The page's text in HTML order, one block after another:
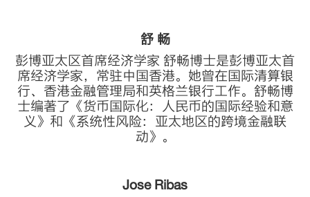
舒 畅
彭博亚太区首席经济学家 舒畅博士是彭博亚太首
席经济学家，常驻中国香港。她曾在国际清算银
行、香港金融管理局和英格兰银行工作。舒畅博
士编著了《货币国际化：人民币的国际经验和意
义》和《系统性风险：亚太地区的跨境金融联
动》。
Jose Ribas